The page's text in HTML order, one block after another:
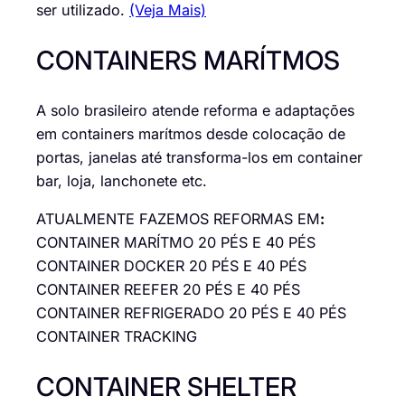
ser utilizado. (Veja Mais)
CONTAINERS MARÍTMOS
A solo brasileiro atende reforma e adaptações
em containers marítmos desde colocação de
portas, janelas até transforma-los em container
bar, loja, lanchonete etc.
ATUALMENTE FAZEMOS REFORMAS EM:
CONTAINER MARÍTMO 20 PÉS E 40 PÉS
CONTAINER DOCKER 20 PÉS E 40 PÉS
CONTAINER REEFER 20 PÉS E 40 PÉS
CONTAINER REFRIGERADO 20 PÉS E 40 PÉS
CONTAINER TRACKING
CONTAINER SHELTER